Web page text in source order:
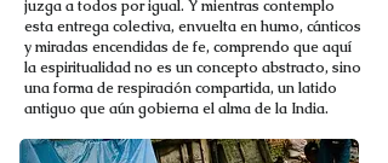
juzga a todos por igual. Y mientras contemplo
esta entrega colectiva, envuelta en humo, cánticos
y miradas encendidas de fe, comprendo que aquí
la espiritualidad no es un concepto abstracto, sino
una forma de respiración compartida, un latido
antiguo que aún gobierna el alma de la India.